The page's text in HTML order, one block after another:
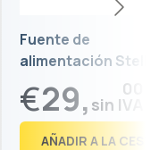
Fuente de
alimentación Stella
Doradus Tri bandas
€29, 00
€ 35,
AÑADIR A LA